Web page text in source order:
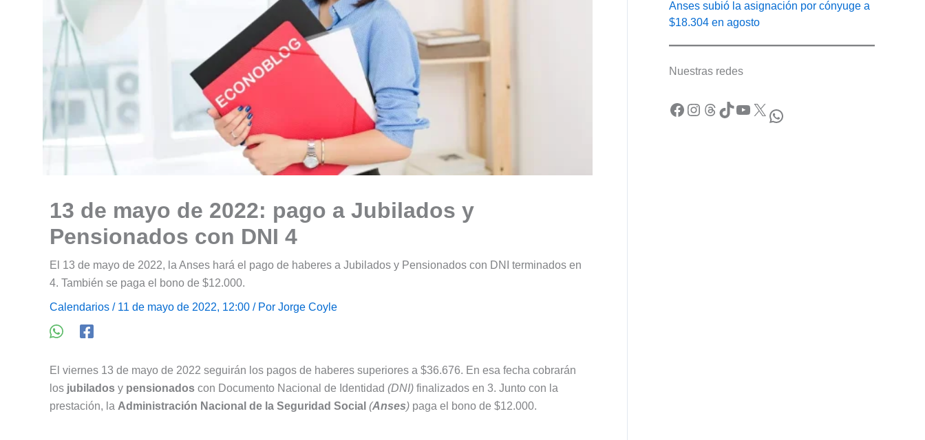
13 de mayo de 2022: pago a Jubilados y
Pensionados con DNI 4
El 13 de mayo de 2022, la Anses hará el pago de haberes a Jubilados y Pensionados con DNI terminados en
4. También se paga el bono de $12.000.
Calendarios / 11 de mayo de 2022, 12:00 / Por Jorge Coyle
El viernes 13 de mayo de 2022 seguirán los pagos de haberes superiores a $36.676. En esa fecha cobrarán
los jubilados y pensionados con Documento Nacional de Identidad (DNI) finalizados en 3. Junto con la
prestación, la Administración Nacional de la Seguridad Social (Anses) paga el bono de $12.000.
Anses subió la asignación por cónyuge a
$18.304 en agosto
Nuestras redes
Facebook Instagram Threads TikTok YouTube X WhatsApp